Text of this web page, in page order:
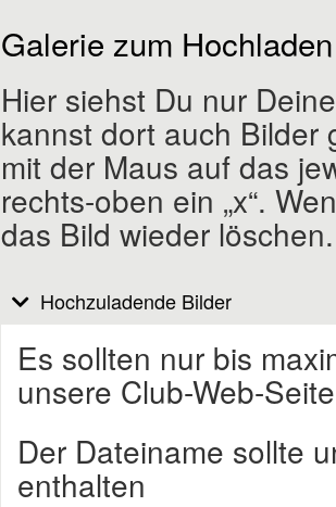
Galerie zum
Hier siehst Du nur
kannst dort auch Bilder
mit der Maus auf das
rechts-oben ein „x“.
das Bild wieder löschen.
Hochzuladende Bilder
Es sollten nur bis
unsere Club-Web-
Der Dateiname sollte
enthalten